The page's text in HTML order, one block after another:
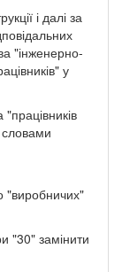
і далі за
"інженерно-
у
"працівників
словами
"виробничих"
"30" замінити